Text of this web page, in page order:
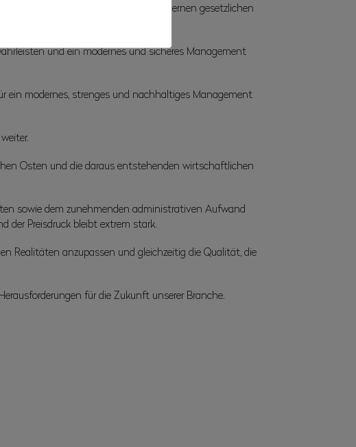
nicht mehr vollumfänglich den modernen gesetzlichen
und ein modernes und sicheres Management
ein modernes, strenges und nachhaltiges Management
Osten und die daraus entstehenden wirtschaftlichen
sowie dem zunehmenden administrativen Aufwand
der Preisdruck bleibt extrem stark.
Realitäten anzupassen und gleichzeitig die Qualität, die
für die Zukunft unserer Branche.